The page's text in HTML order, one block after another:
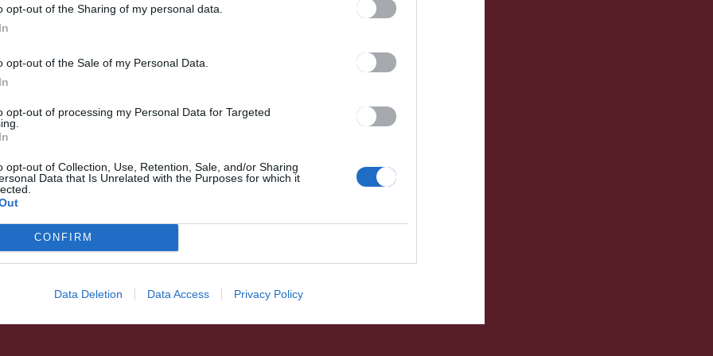
opt-out of the Sharing of my personal data.
opt-out of the Sale of my Personal Data.
opt-out of processing my Personal Data for Targeted
opt-out of Collection, Use, Retention, Sale, and/or Sharing
Data that Is Unrelated with the Purposes for which it
CONFIRM
Data Deletion Data Access Privacy Policy
230 Covid-felmérő központ
közül 173 működik jelenleg